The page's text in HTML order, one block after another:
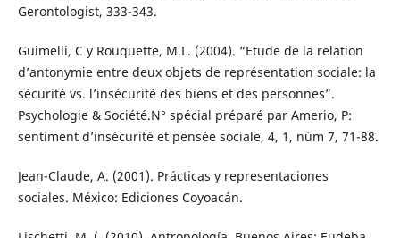
Gerontologist, 333-343.
Guimelli, C y Rouquette, M.L. (2004). “Etude de la relation
d’antonymie entre deux objets de représentation sociale: la
sécurité vs. l’insécurité des biens et des personnes”.
Psychologie & Société.N° spécial préparé par Amerio, P:
sentiment d’insécurité et pensée sociale, 4, 1, núm 7, 71-88.
Jean-Claude, A. (2001). Prácticas y representaciones
sociales. México: Ediciones Coyoacán.